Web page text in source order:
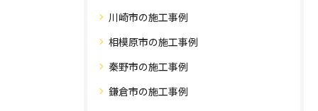
川崎市の施工事例
相模原市の施工事例
秦野市の施工事例
鎌倉市の施工事例